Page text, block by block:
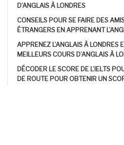
D’ANGLAIS À LONDRES
CONSEILS POUR SE FAIRE DES
ÉTRANGERS EN APPRENANT
APPRENEZ L’ANGLAIS À LONDRES
MEILLEURS COURS D’ANGLAIS À
DÉCODER LE SCORE DE L’IELTS
DE ROUTE POUR OBTENIR UN